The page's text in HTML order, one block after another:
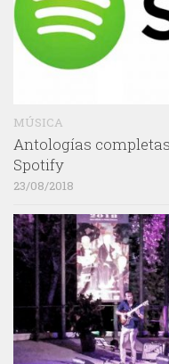
MÚSICA
Antologías
Spotify
23/08/2018